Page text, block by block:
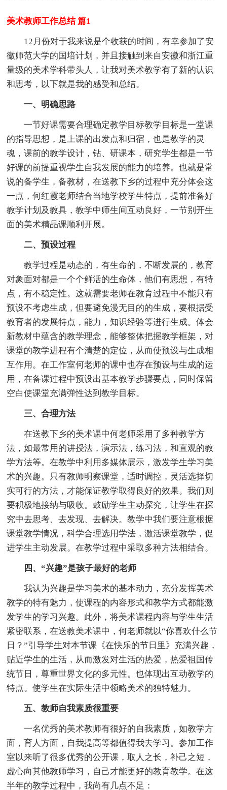
美术教师工作总结 篇1
12月份对于我来说是个收获的时间，有幸参加了安
徽师范大学的国培计划，并且接触到来自安徽和浙江重
量级的美术学科带头人，让我对美术教学有了新的认识
和思考，以下就是我的感受和总结。
一、明确思路
一节好课需要合理确定教学目标教学目标是一堂课
的指导思想，是上课的出发点和归宿，也是教学的灵
魂，课前的教学设计，钻、研课本，研究学生都是一节
好课的前提重视学生自我发展的能力的培养。也就是常
说的备学生，备教材，在送教下乡的过程中充分体会这
一点，何红霞老师结合当地学校学生特点，提前准备好
教学计划及教具，教学中师生间互动良好，一节别开生
面的美术精品课顺利开展。
二、预设过程
教学过程是动态的，有生命的，不断发展的，教育
对象面对都是一个个鲜活的生命体，他们有思想，有特
点，有不稳定性。这就需要老师在教育过程中不能只有
预设不考虑生成，但要避免漫无目的的生成，要根据受
教育者的发展特点，能力，知识经验等进行生成。体会
新教材中蕴含的教学理念，能够整体把握教学框架，对
课堂的教学进程有个清楚的定位，从而使预设与生成相
互作用。在工作室何老师的课中也存在预设与生成的运
用，在备课过程中预设出基本教学步骤要点，同时保留
空白使课堂充满弹性达到教学目标。
三、合理方法
在送教下乡的美术课中何老师采用了多种教学方
法，如最常用的讲授法，演示法，练习法，和直观的教
学方法等。在教学中利用多媒体展示，激发学生学习美
术的兴趣。只有教师明察课堂，适时调控，灵活选择切
实可行的方法，才能保证教学取得良好的效果。我们则
要积极地接纳与吸收。鼓励学生主动探究，让学生在探
究中去思考、去发现、去解决。教学中我们要注意根据
课堂教学情况，科学合理选用学法，激活课堂教学，促
进学生主动发展。在教学过程中采取多种方法相结合。
四、“兴趣”是孩子最好的老师
我认为兴趣是学习美术的基本动力，充分发挥美术
教学的特有魅力，使课程的内容形式和教学方式都能激
发学生的学习兴趣。此外，将美术课程内容与学生生活
紧密联系，在送教美术课中，何老师就以“你喜欢什么节
日？”引导学生对本节课《在快乐的节日里》充满兴趣，
贴近学生的生活，从而激发对生活的热爱，热爱祖国传
统节日，尊重世界文化的多元性。也体现出互动教学的
特点。使学生在实际生活中领略美术的独特魅力。
五、教师自我素质很重要
一名优秀的美术教师有很好的自我素质，如教学方
面，育人方面，自我提高等都值得我去学习。参加工作
室以来听了很多优秀的公开课，取人之长，补己之短，
虚心向其他教师学习，自己才能更好的教育教学。在这
半年的教学过程中，我尚有几点不足：